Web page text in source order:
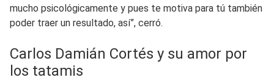
mucho psicológicamente y pues te motiva para tú también
poder traer un resultado, así”, cerró.
Carlos Damián Cortés y su amor por
los tatamis